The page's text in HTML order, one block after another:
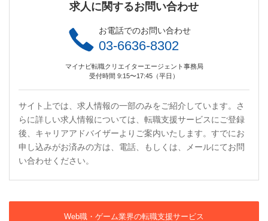
求人に関するお問い合わせ
お電話でのお問い合わせ
03-6636-8302
マイナビ転職クリエイターエージェント事務局
受付時間 9:15〜17:45（平日）
サイト上では、求人情報の一部のみをご紹介しています。さ
らに詳しい求人情報については、転職支援サービスにご登録
後、キャリアアドバイザーよりご案内いたします。すでにお
申し込みがお済みの方は、電話、もしくは、メールにてお問
い合わせください。
Web職・ゲーム業界の転職支援サービス